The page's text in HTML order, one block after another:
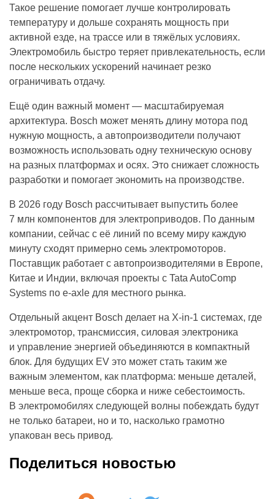
Такое решение помогает лучше контролировать
температуру и дольше сохранять мощность при
активной езде, на трассе или в тяжёлых условиях.
Электромобиль быстро теряет привлекательность, если
после нескольких ускорений начинает резко
ограничивать отдачу.
Ещё один важный момент — масштабируемая
архитектура. Bosch может менять длину мотора под
нужную мощность, а автопроизводители получают
возможность использовать одну техническую основу
на разных платформах и осях. Это снижает сложность
разработки и помогает экономить на производстве.
В 2026 году Bosch рассчитывает выпустить более
7 млн компонентов для электроприводов. По данным
компании, сейчас с её линий по всему миру каждую
минуту сходят примерно семь электромоторов.
Поставщик работает с автопроизводителями в Европе,
Китае и Индии, включая проекты с Tata AutoComp
Systems по e-axle для местного рынка.
Отдельный акцент Bosch делает на X-in-1 системах, где
электромотор, трансмиссия, силовая электроника
и управление энергией объединяются в компактный
блок. Для будущих EV это может стать таким же
важным элементом, как платформа: меньше деталей,
меньше веса, проще сборка и ниже себестоимость.
В электромобилях следующей волны побеждать будут
не только батареи, но и то, насколько грамотно
упакован весь привод.
Поделиться новостью